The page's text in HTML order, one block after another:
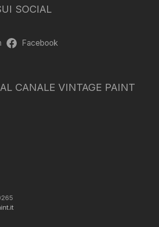
SOCIAL
Facebook
CANALE VINTAGE PAINT